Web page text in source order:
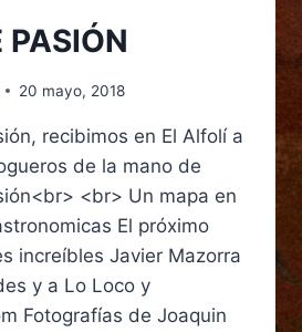
PASIÓN
20 mayo, 2018
recibimos en El Alfolí a
de la mano de
<br> Un mapa en
El próximo
increíbles Javier Mazorra
y a Lo Loco y
Fotografías de Joaquin